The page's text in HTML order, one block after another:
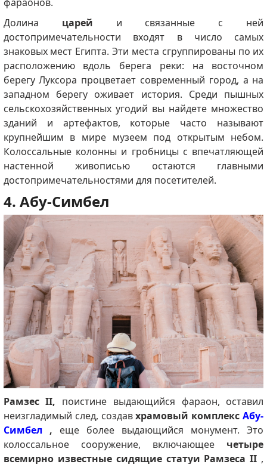
Долина царей и связанные с ней
достопримечательности входят в число самых
знаковых мест Египта. Эти места сгруппированы по их
расположению вдоль берега реки: на восточном
берегу Луксора процветает современный город, а на
западном берегу оживает история. Среди пышных
сельскохозяйственных угодий вы найдете множество
зданий и артефактов, которые часто называют
крупнейшим в мире музеем под открытым небом.
Колоссальные колонны и гробницы с впечатляющей
настенной живописью остаются главными
достопримечательностями для посетителей.
4. Абу-Симбел
Рамзес II, поистине выдающийся фараон, оставил
неизгладимый след, создавхрамовый комплексАбу-
Симбел , еще более выдающийся монумент. Это
колоссальное сооружение, включающее четыре
всемирно известные сидящие статуи Рамзеса II ,